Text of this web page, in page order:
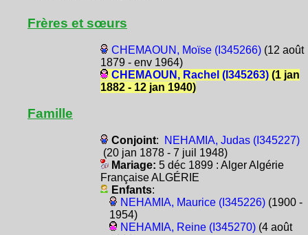
Frères et sœurs
CHEMAOUN, Moïse (I345266)(12 août
1879 - env 1964)
CHEMAOUN, Rachel (I345263)(1 jan
1882 - 12 jan 1940)
Famille
Conjoint:
NEHAMIA, Judas (I345227)
(20 jan 1878 - 7 juil 1948)
Mariage: 5 déc 1899 : Alger Algérie
Française ALGÉRIE
Enfants:
NEHAMIA, Maurice (I345226)(1900 -
1954)
NEHAMIA, Reine (I345270)(4 août